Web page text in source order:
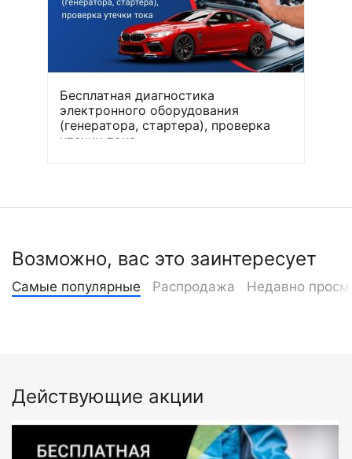
Бесплатная диагностика
электронного оборудования
(генератора, стартера), проверка
утечки тока
Возможно, вас это заинтересует
Самые популярные Распродажа Недавно
Действующие акции